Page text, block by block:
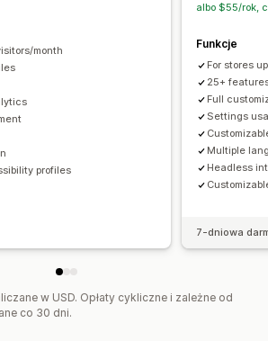
month
profiles
albo $55/rok,
Funkcje
For stores
25+
Full
Settings
Multiple
Headless
7-dniowa
w USD. Opłaty cykliczne i zależne od
co 30 dni.